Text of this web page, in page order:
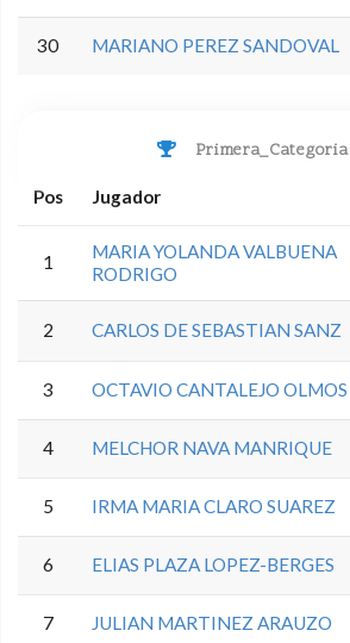
30 MARIANO PEREZ SANDOVAL
Primera_Categoria
Pos Jugador
1
MARIA YOLANDA VALBUENA
RODRIGO
2 CARLOS DE SEBASTIAN SANZ
3 OCTAVIO CANTALEJO OLMOS
4 MELCHOR NAVA MANRIQUE
5 IRMA MARIA CLARO SUAREZ
6 ELIAS PLAZA LOPEZ-BERGES
7 JULIAN MARTINEZ ARAUZO